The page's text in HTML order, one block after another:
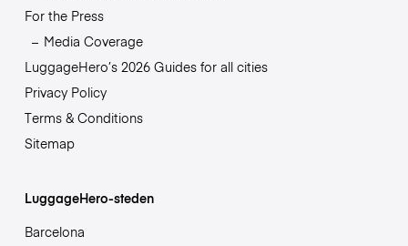
For the Press
Media Coverage
LuggageHero’s 2026 Guides for all cities
Privacy Policy
Terms & Conditions
Sitemap
LuggageHero-steden
Barcelona